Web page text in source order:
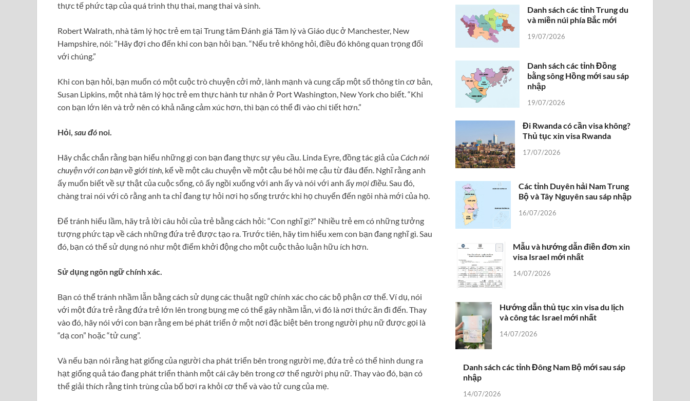
thực tế phức tạp của quá trình thụ thai, mang thai và sinh.
Robert Walrath, nhà tâm lý học trẻ em tại Trung tâm Đánh giá Tâm lý và Giáo dục ở Manchester, New
Hampshire, nói: “Hãy đợi cho đến khi con bạn hỏi bạn. “Nếu trẻ không hỏi, điều đó không quan trọng đối
với chúng.”
Khi con bạn hỏi, bạn muốn có một cuộc trò chuyện cởi mở, lành mạnh và cung cấp một số thông tin cơ bản,
Susan Lipkins, một nhà tâm lý học trẻ em thực hành tư nhân ở Port Washington, New York cho biết. “Khi
con bạn lớn lên và trở nên có khả năng cảm xúc hơn, thì bạn có thể đi vào chi tiết hơn.”
Hỏi, sau đó noi.
Hãy chắc chắn rằng bạn hiểu những gì con bạn đang thực sự yêu cầu. Linda Eyre, đồng tác giả củaCách nói
chuyện với con bạn về giới tính, kể về một câu chuyện về một cậu bé hỏi mẹ cậu từ đâu đến. Nghĩ rằng anh
ấy muốn biết về sự thật của cuộc sống, cô ấy ngồi xuống với anh ấy và nói với anh ấymọi điều. Sau đó,
chàng trai nói với cô rằng anh ta chỉ đang tự hỏi nơi họ sống trước khi họ chuyển đến ngôi nhà mới của họ.
Để tránh hiểu lầm, hãy trả lời câu hỏi của trẻ bằng cách hỏi: “Con nghĩ gì?” Nhiều trẻ em có những tưởng
tượng phức tạp về cách những đứa trẻ được tạo ra. Trước tiên, hãy tìm hiểu xem con bạn đang nghĩ gì. Sau
đó, bạn có thể sử dụng nó như một điểm khởi động cho một cuộc thảo luận hữu ích hơn.
Sử dụng ngôn ngữ chính xác.
Bạn có thể tránh nhầm lẫn bằng cách sử dụng các thuật ngữ chính xác cho các bộ phận cơ thể. Ví dụ, nói
với một đứa trẻ rằng đứa trẻ lớn lên trong bụng mẹ có thể gây nhầm lẫn, vì đó là nơi thức ăn đi đến. Thay
vào đó, hãy nói với con bạn rằng em bé phát triển ở một nơi đặc biệt bên trong người phụ nữ được gọi là
“dạ con” hoặc “tử cung”.
Và nếu bạn nói rằng hạt giống của người cha phát triển bên trong người mẹ, đứa trẻ có thể hình dung ra
hạt giống quả táo đang phát triển thành một cái cây bên trong cơ thể người phụ nữ. Thay vào đó, bạn có
thể giải thích rằng tinh trùng của bố bơi ra khỏi cơ thể và vào tử cung của mẹ.
Danh sách các tỉnh Trung du
và miền núi phía Bắc mới
19/07/2026
Danh sách các tỉnh Đồng
bằng sông Hồng mới sau sáp
nhập
19/07/2026
Đi Rwanda có cần visa không?
Thủ tục xin visa Rwanda
17/07/2026
Các tỉnh Duyên hải Nam Trung
Bộ và Tây Nguyên sau sáp nhập
16/07/2026
Mẫu và hướng dẫn điền đơn xin
visa Israel mới nhất
14/07/2026
Hướng dẫn thủ tục xin visa du lịch
và công tác Israel mới nhất
14/07/2026
Danh sách các tỉnh Đông Nam Bộ mới sau sáp
nhập
14/07/2026